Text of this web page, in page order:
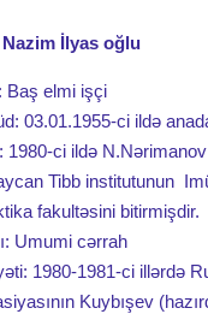
İlyas oğlu
Baş elmi işçi
03.01.1955-ci ildə
1980-ci ildə N.Nərimanov
Tibb institutunun
fakultəsini bitirmişdir.
Umumi cərrah
1980-1981-ci illərdə
Kuybışev